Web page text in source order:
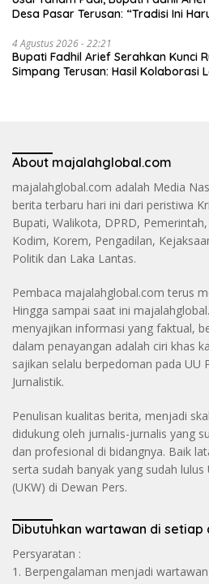
Desa Pasar Terusan: “Tradisi Ini
4 Agustus 2026 - 22:21
Bupati Fadhil Arief Serahkan Kunci
Simpang Terusan: Hasil Kolaborasi
About majalahglobal.com
majalahglobal.com adalah Media
berita terbaru hari ini dari peristiwa
Bupati, Walikota, DPRD,
Kodim, Korem, Pengadilan,
Politik dan Laka Lantas.
Pembaca majalahglobal.com terus
Hingga sampai saat ini
menyajikan informasi yang faktual,
dalam penayangan adalah ciri khas
sajikan selalu berpedoman pada UU
Jurnalistik.
Penulisan kualitas berita, menjadi
didukung oleh jurnalis-jurnalis yang
dan profesional di bidangnya. Baik
serta sudah banyak yang sudah
(UKW) di Dewan Pers.
Dibutuhkan wartawan di setiap
Persyaratan :
1. Berpengalaman menjadi